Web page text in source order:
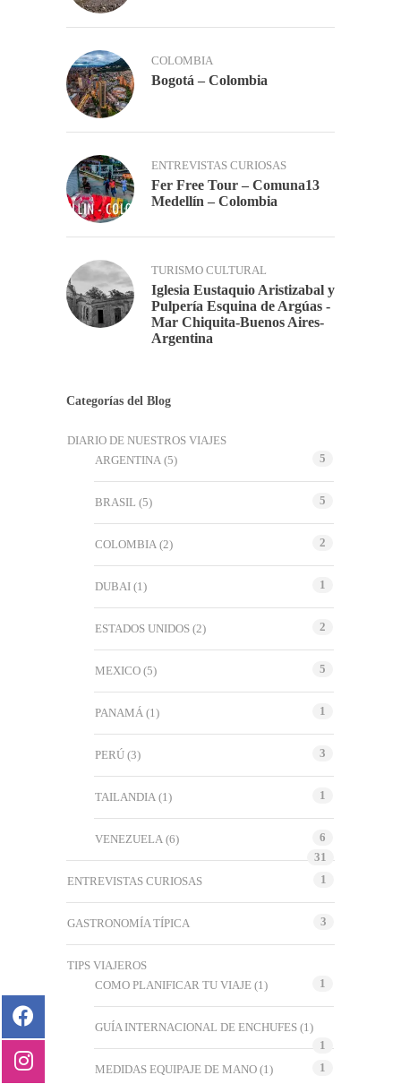
COLOMBIA
Bogotá – Colombia
ENTREVISTAS CURIOSAS
Fer Free Tour – Comuna13
Medellín – Colombia
TURISMO CULTURAL
Iglesia Eustaquio Aristizabal y
Pulpería Esquina de Argúas -
Mar Chiquita-Buenos Aires-
Argentina
Categorías del Blog
DIARIO DE NUESTROS VIAJES
ARGENTINA (5) 5
BRASIL (5) 5
COLOMBIA (2) 2
DUBAI (1) 1
ESTADOS UNIDOS (2) 2
MEXICO (5) 5
PANAMÁ (1) 1
PERÚ (3) 3
TAILANDIA (1) 1
VENEZUELA (6)
6
31
ENTREVISTAS CURIOSAS
1
GASTRONOMÍA TÍPICA 3
TIPS VIAJEROS
COMO PLANIFICAR TU VIAJE (1) 1
GUÍA INTERNACIONAL DE ENCHUFES (1)
1
MEDIDAS EQUIPAJE DE MANO (1) 1